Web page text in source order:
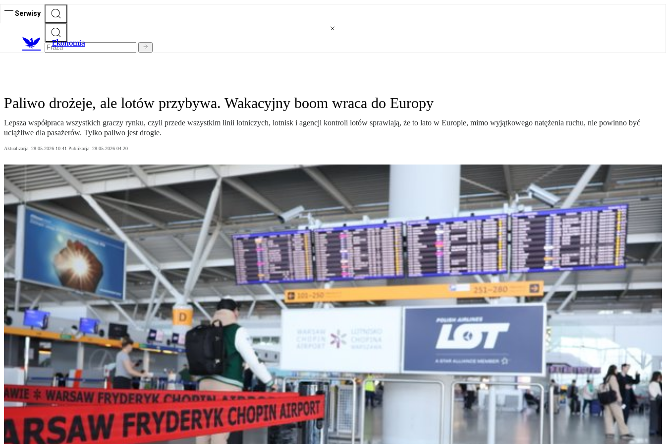
Serwisy
Ekonomia
Paliwo drożeje, ale lotów przybywa. Wakacyjny boom wraca do Europy
Lepsza współpraca wszystkich graczy rynku, czyli przede wszystkim linii lotniczych, lotnisk i agencji kontroli lotów sprawiają, że to lato w Europie, mimo wyjątkowego natężenia ruchu, nie powinno być
uciążliwe dla pasażerów. Tylko paliwo jest drogie.
Aktualizacja: 28.05.2026 10:41 Publikacja: 28.05.2026 04:20